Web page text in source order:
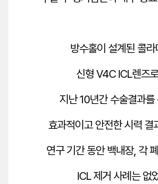
방수홀이 설계된 콜라
신형 V4C ICL렌즈
지난 10년간 수술결과를
효과적이고 안전한 시력 결
연구 기간 동안 백내장, 각
ICL 제거 사례는 없